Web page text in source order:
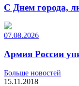
С Днем города,
07.08.2026
Армия России
Больше новостей
15.11.2018